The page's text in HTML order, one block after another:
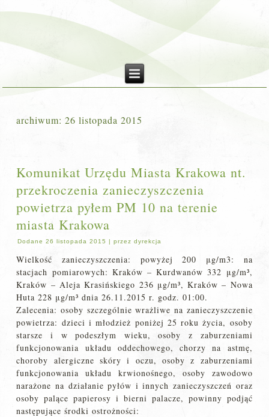
archiwum:26 listopada 2015
Komunikat Urzędu Miasta Krakowa nt.
przekroczenia zanieczyszczenia
powietrza pyłem PM 10 na terenie
miasta Krakowa
Dodane 26 listopada 2015 |przez dyrekcja
Wielkość zanieczyszczenia: powyżej 200 μg/m3: na
stacjach pomiarowych: Kraków – Kurdwanów 332 μg/m³,
Kraków – Aleja Krasińskiego 236 μg/m³, Kraków – Nowa
Huta 228 μg/m³ dnia 26.11.2015 r. godz. 01:00.
Zalecenia: osoby szczególnie wrażliwe na zanieczyszczenie
powietrza: dzieci i młodzież poniżej 25 roku życia, osoby
starsze i w podeszłym wieku, osoby z zaburzeniami
funkcjonowania układu oddechowego, chorzy na astmę,
choroby alergiczne skóry i oczu, osoby z zaburzeniami
funkcjonowania układu krwionośnego, osoby zawodowo
narażone na działanie pyłów i innych zanieczyszczeń oraz
osoby palące papierosy i bierni palacze, powinny podjąć
następujące środki ostrożności: